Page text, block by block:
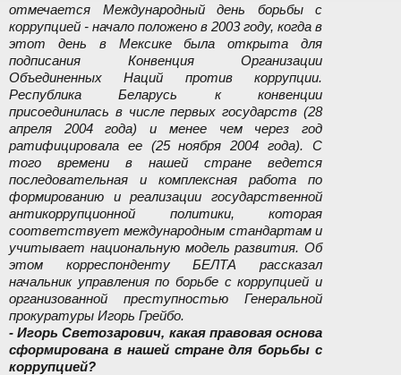
отмечается Международный день борьбы с
коррупцией - начало положено в 2003 году, когда в
этот день в Мексике была открыта для
подписания Конвенция Организации
Объединенных Наций против коррупции.
Республика Беларусь к конвенции
присоединилась в числе первых государств (28
апреля 2004 года) и менее чем через год
ратифицировала ее (25 ноября 2004 года). С
того времени в нашей стране ведется
последовательная и комплексная работа по
формированию и реализации государственной
антикоррупционной политики, которая
соответствует международным стандартам и
учитывает национальную модель развития. Об
этом корреспонденту БЕЛТА рассказал
начальник управления по борьбе с коррупцией и
организованной преступностью Генеральной
прокуратуры Игорь Грейбо.
- Игорь Светозарович, какая правовая основа
сформирована в нашей стране для борьбы с
коррупцией?